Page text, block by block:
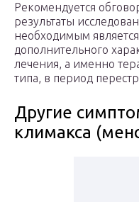
Рекомендуется
результаты
необходимым
дополнительного
лечения, а именно
типа, в период
Другие
климакса